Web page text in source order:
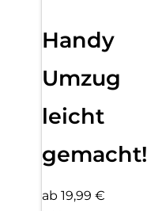
Handy
Umzug
leicht
gemacht!
ab 19,99 €